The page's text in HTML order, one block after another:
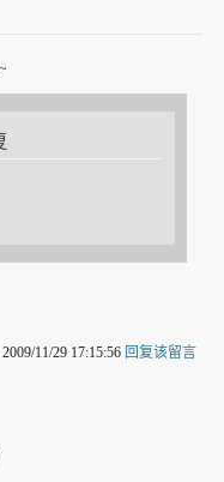
2009/11/29 17:15:56 回复该留言